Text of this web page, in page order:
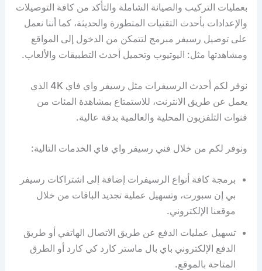
بعمليات التركيب والصيانة الشاملة والتأكد من كافة التوصيلات
والإعدادات بأحدث التقنيات المتطورة والحديثة، كما أننا نعمل
على توصيل رسيفر مبرمج لتتمكن من الدخول إلى المواقع
ومشاهدتها مثل: اليوتيوب وتحميل أحدث التطبيقات والألعاب.
نوفر لكم أحدث الرسيفرات مثل رسيفر واي فاي 4K الذي
يعمل عن طريق الانترنت، للاستمتاع بمشاهدة المئات من
قنوات التلفزيون المحلية والعالمية بدقة عالية.
ونوفر لكم من خلال فني رسيفر واي فاي الخدمات التالية:
برمجة كافة أنواع الرسيفرات إضافة إلى اشتراكات رسيفر
بي إن سبورت، وتسهيل عملية تجديد الباقات من خلال
موقعنا الإلكتروني.
تسهيل عمليات الدفع عن طريق الاتصال الهاتفي أو طريق
الدفع الإلكتروني باي بال ماستر كارد كي كارد أو الطرق
المتاحة بالموقع.